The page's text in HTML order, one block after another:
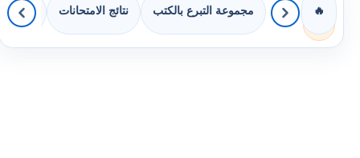
🔥 مجموعة التبرع بالكتب نتائج الامتحانات